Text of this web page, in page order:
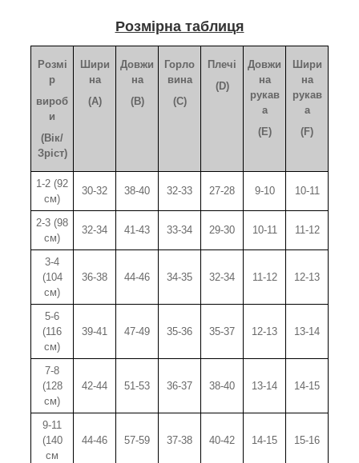
Розмірна таблиця
Розмі
р
вироб
и
(Вік/
Зріст)
Шири
на
(A)
Довжи
на
(B)
Горло
вина
(C)
Плечі
(D)
Довжи
на
рукав
а
(E)
Шири
на
рукав
а
(F)
1-2 (92
см)
30-32 38-40 32-33 27-28 9-10 10-11
2-3 (98
см)
32-34 41-43 33-34 29-30 10-11 11-12
3-4
(104
см)
36-38 44-46 34-35 32-34 11-12 12-13
5-6
(116
см)
39-41 47-49 35-36 35-37 12-13 13-14
7-8
(128
см)
42-44 51-53 36-37 38-40 13-14 14-15
9-11
(140
см
44-46 57-59 37-38 40-42 14-15 15-16